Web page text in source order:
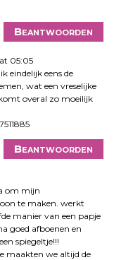
Beantwoorden
05:05
eindelijk eens de
wat een vreselijke
overal zo moeilijk
Beantwoorden
om mijn
te maken. werkt
manier van een papje
goed afboenen en
spiegeltje!!!
maakten we altijd de